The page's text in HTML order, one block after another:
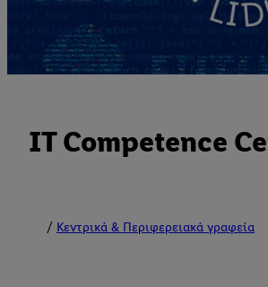
IT Competence
Κεντρικά & Περιφερειακά γραφεία